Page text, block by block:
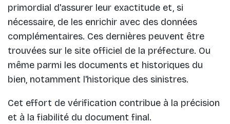
primordial d'assurer leur exactitude et, si
nécessaire, de les enrichir avec des données
complémentaires. Ces dernières peuvent être
trouvées sur le site officiel de la préfecture. Ou
même parmi les documents et historiques du
bien, notamment l'historique des sinistres.
Cet effort de vérification contribue à la précision
et à la fiabilité du document final.